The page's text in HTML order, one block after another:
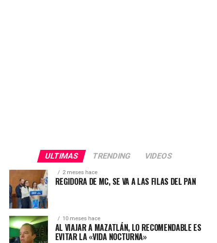
ULTIMAS TRENDING VIDEOS
2 meses hace
REGIDORA DE MC, SE VA A LAS FILAS DEL PAN
10 meses hace
AL VIAJAR A MAZATLÁN, LO RECOMENDABLE ES
EVITAR LA «VIDA NOCTURNA»